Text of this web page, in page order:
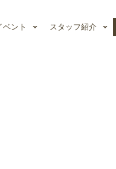
ベント スタッフ紹介